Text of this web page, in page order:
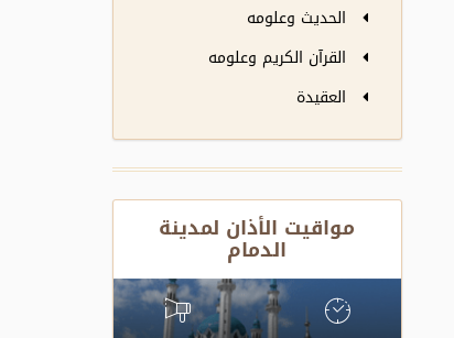
الحديث وعلومه
القرآن الكريم وعلومه
العقيدة
مواقيت الأذان لمدينة
الدمام